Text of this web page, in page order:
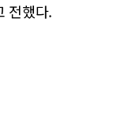
전했다.